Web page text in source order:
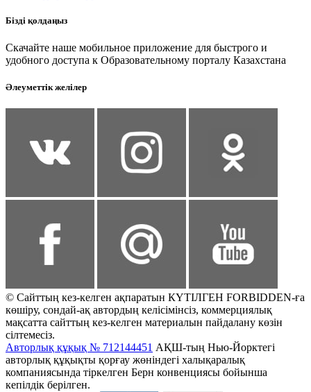
Бізді қолдаңыз
Скачайте наше мобильное приложение для быстрого и
удобного доступа к Образовательному порталу Казахстана
Әлеуметтік желілер
© Сайттың кез-келген ақпаратын КҮТІЛГЕН FORBIDDEN-ға
көшіру, сондай-ақ автордың келісімінсіз, коммерциялық
мақсатта сайттың кез-келген материалын пайдалану көзін
сілтемесіз.
Авторлық құқық № 712144451 АҚШ-тың Нью-Йорктегі
авторлық құқықты қорғау жөніндегі халықаралық
компаниясында тіркелген Берн конвенциясы бойынша
кепілдік берілген.